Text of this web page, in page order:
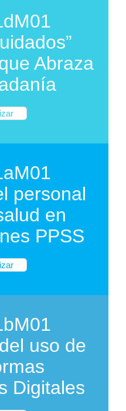
Abraza
personal
en
PPSS
uso de
Digitales